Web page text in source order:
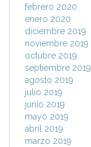
febrero 2020
enero 2020
diciembre 2019
noviembre 2019
octubre 2019
septiembre 2019
agosto 2019
julio 2019
junio 2019
mayo 2019
abril 2019
marzo 2019